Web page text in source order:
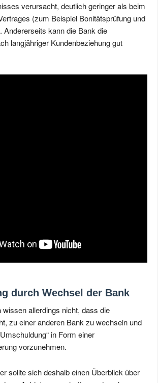
verursacht, deutlich geringer als beim
(zum Beispiel Bonitätsprüfung und
Andererseits kann die Bank die
langjähriger Kundenbeziehung gut
durch Wechsel der Bank
wissen allerdings nicht, dass die
zu einer anderen Bank zu wechseln und
in Form einer
vorzunehmen.
sollte sich deshalb einen Überblick über